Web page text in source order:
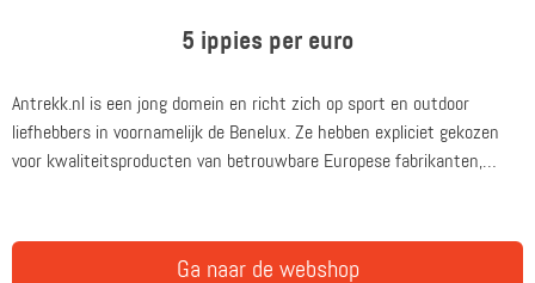
5 ippies per euro
Antrekk.nl is een jong domein en richt zich op sport en outdoor
liefhebbers in voornamelijk de Benelux. Ze hebben expliciet gekozen
voor kwaliteitsproducten van betrouwbare Europese fabrikanten,
distributeur en exclusief de verkoper.
Ga naar de webshop